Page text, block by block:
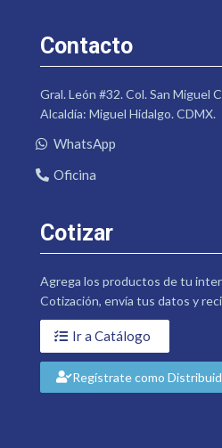
Contacto
Gral. León #32. Col. San Miguel
Alcaldía: Miguel Hidalgo. CDMX.
WhatsApp
Oficina
Cotizar
Agrega los productos de tu
Cotización, envía tus datos y
Ir a Catálogo
Regístrate como